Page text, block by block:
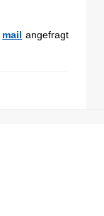
mail angefragt